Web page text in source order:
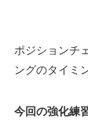
ポジションチ
ングのタイミ
今回の強化練